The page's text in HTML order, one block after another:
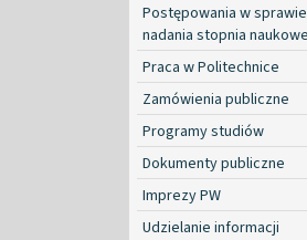
Postępowania w sprawie
nadania stopnia
Praca w Politechnice
Zamówienia publiczne
Programy studiów
Dokumenty publiczne
Imprezy PW
Udzielanie informacji